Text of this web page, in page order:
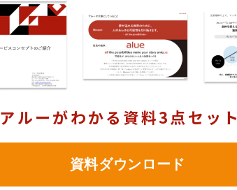
アルーがわかる資料3点セット
資料ダウンロード